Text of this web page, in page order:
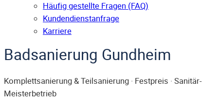
Häufig gestellte Fragen (FAQ)
Kunden­dienst­anfrage
Karriere
Badsanierung Gundheim
Komplettsanierung & Teilsanierung · Festpreis · Sanitär-
Meisterbetrieb